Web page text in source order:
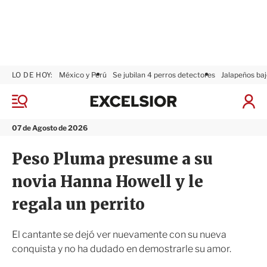
M
n
07 de Agosto de 2026
LO DE HOY: México y Perú Se jubilan 4 perros detectores Jalapeños
I
x
i
r
Peso Pluma presume a su
novia Hanna Howell y le
regala un perrito
El cantante se dejó ver nuevamente con su nueva
conquista y no ha dudado en demostrarle su amor.